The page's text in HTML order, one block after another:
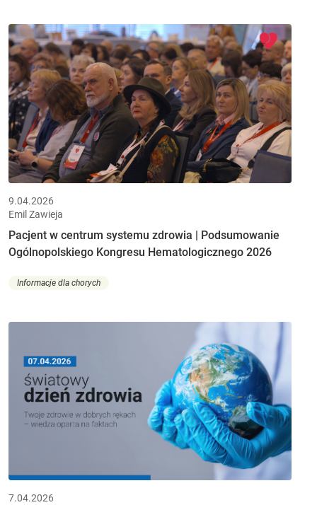
9.04.2026
Emil Zawieja
Pacjent w centrum systemu zdrowia | Podsumowanie
Ogólnopolskiego Kongresu Hematologicznego 2026
Informacje dla chorych
7.04.2026